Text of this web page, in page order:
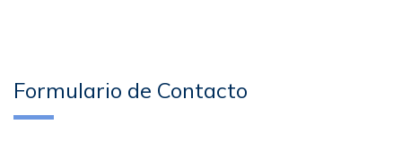
Formulario de Contacto